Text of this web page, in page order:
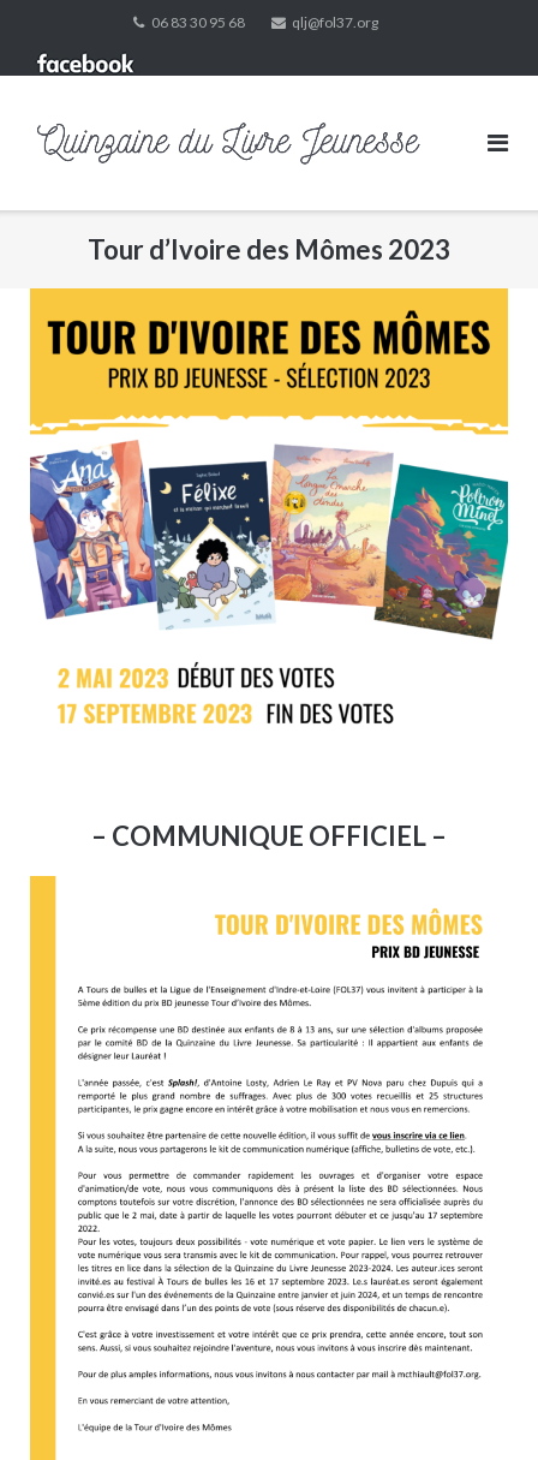
content
06 83 30 95 68 qlj@fol37.org
Tour d’Ivoire des Mômes 2023
– COMMUNIQUE OFFICIEL –